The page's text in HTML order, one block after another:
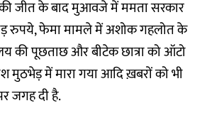
की जीत के बाद मुआवजे में ममता सरकार
रुपये, फेमा मामले में अशोक गहलोत के
की पूछताछ और बीटेक छात्रा को ऑटो
मुठभेड़ में मारा गया आदि ख़बरों को भी
जगह दी है.